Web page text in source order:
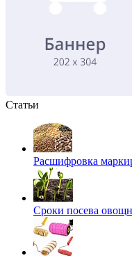
Статьи
Расшифровка
Сроки посева